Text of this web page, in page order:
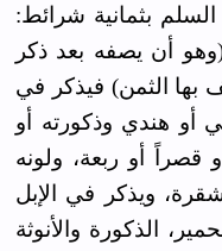
بثمانية شرائط:
أن يصفه بعد ذكر
بها الثمن) فيذكر في
أو هندي وذكورته أو
قصراً أو ربعة، ولونه
ويذكر في الإبل
الذكورة والأنوثة